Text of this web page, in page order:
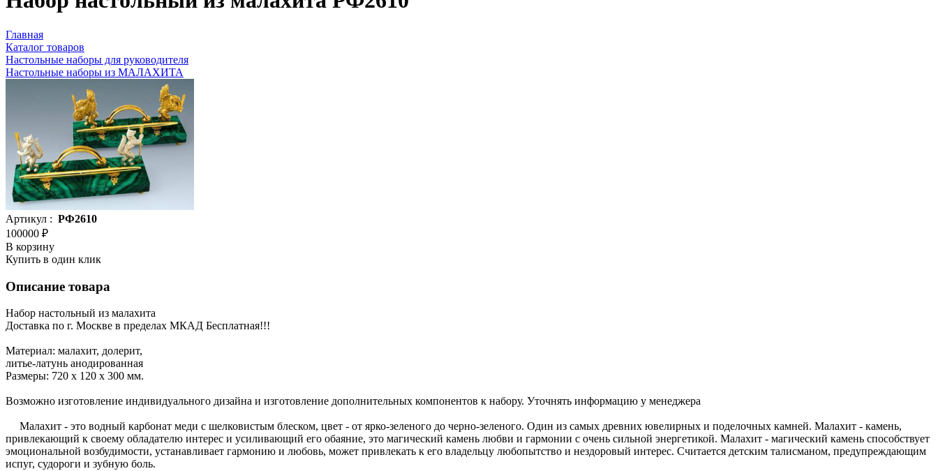
Главная
Каталог товаров
Настольные наборы для руководителя
Настольные наборы из МАЛАХИТА
Артикул : РФ2610
100000 ₽
В корзину
Купить в один клик
Описание товара
Набор настольный из малахита
Доставка по г. Москве в пределах МКАД Бесплатная!!!
Материал: малахит, долерит,
литье-латунь анодированная
Размеры: 720 x 120 x 300 мм.
Возможно изготовление индивидуального дизайна и изготовление дополнительных компонентов к набору. Уточнять информацию у менеджера
Малахит - это водный карбонат меди с шелковистым блеском, цвет - от ярко-зеленого до черно-зеленого. Один из самых древних ювелирных и поделочных камней. Малахит - камень,
привлекающий к своему обладателю интерес и усиливающий его обаяние, это магический камень любви и гармонии с очень сильной энергетикой. Малахит - магический камень способствует
эмоциональной возбудимости, устанавливает гармонию и любовь, может привлекать к его владельцу любопытство и нездоровый интерес. Считается детским талисманом, предупреждающим
испуг, судороги и зубную боль.